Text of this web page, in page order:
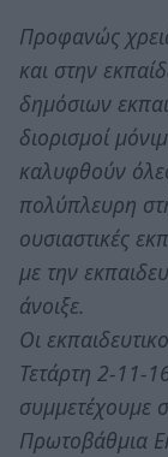
Προφανώς
και στην
δημόσιων
διορισμοί
καλυφθούν
πολύπλευρη
ουσιαστικές
με την
άνοιξε.
Οι
Τετάρτη 2-11-
συμμετέχουμε
Πρωτοβάθμια